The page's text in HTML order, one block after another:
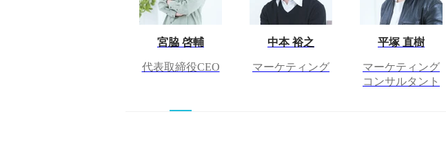
宮脇 啓輔
代表取締役CEO
中本 裕之
マーケティング
平塚 直樹
マーケティング
コンサルタント